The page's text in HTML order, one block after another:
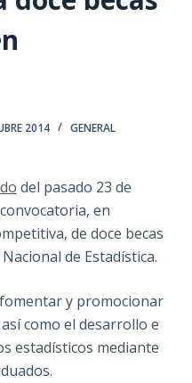
2014 GENERAL
del pasado 23 de
en
de doce becas
de Estadística.
y promocionar
como el desarrollo e
estadísticos mediante